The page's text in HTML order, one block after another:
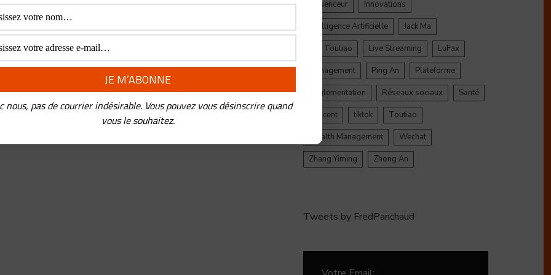
Influenceur
Innovations
Intelligence Artificielle
Jack Ma
Jinri Toutiao
Live Streaming
LuFax
Management
Ping An
Plateforme
Réglementation
Réseaux sociaux
Santé
Tencent
tiktok
Toutiao
Wealth Management
Wechat
Zhang Yiming
Zhong An
Tweets by FredPanchaud
nous, pas de courrier indésirable. Vous pouvez vous désinscrire quand
vous le souhaitez.